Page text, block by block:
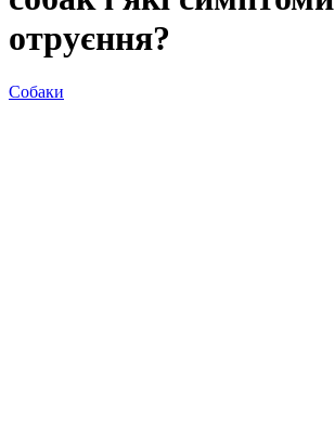
отруєння?
Собаки